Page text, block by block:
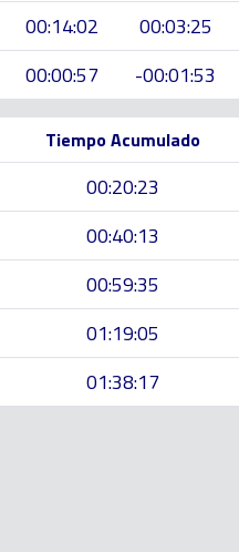
00:14:02 00:03:25
00:00:57 -00:01:53
Tiempo Acumulado
00:20:23
00:40:13
00:59:35
01:19:05
01:38:17